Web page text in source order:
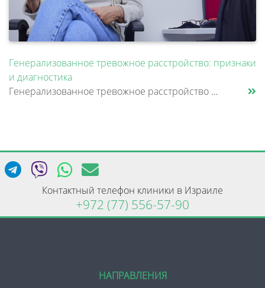
Генерализованное тревожное расстройство: признаки
и диагностика
Генерализованное тревожное расстройство — это состояние, при котором человек испытывает постоянное внутреннее напряжение......
Контактный телефон клиники в Израиле
+972 (77) 556-57-90
НАПРАВЛЕНИЯ